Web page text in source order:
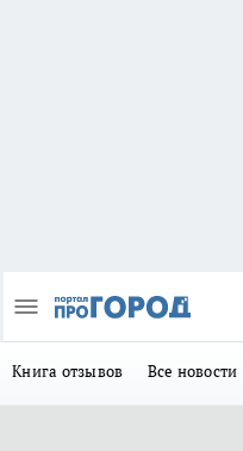
Книга отзывов Все новости